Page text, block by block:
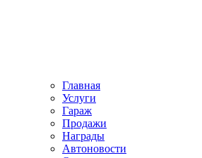
Главная
Услуги
Гараж
Продажи
Награды
Автоновости